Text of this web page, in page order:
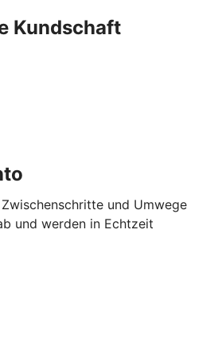
Kundschaft
und Umwege
und werden in Echtzeit